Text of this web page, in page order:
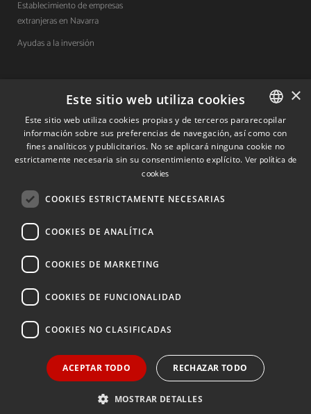
Establecimiento de empresas
extranjeras en Navarra
Ayudas a la inversión
Contacto
Quiénes somos
Cuéntanos tu proyecto
(+34) 848 42 19 42
info@investinnavarra.com
Pamplona, Navarra.
© 2026 Invest In Navarra. Todos los derechos reservados.
Aviso legalPolítica de privacidadPolítica de cookies
SPANISH
SPANISH
×
Este sitio web utiliza cookies
Este sitio web utiliza cookies propias y de terceros pararecopilar
información sobre sus preferencias de navegación, así como con
fines analíticos y publicitarios. No se aplicará ninguna cookie no
estrictamente necesaria sin su consentimiento explícito. Ver política de
cookies
COOKIES ESTRICTAMENTE NECESARIAS
COOKIES DE ANALÍTICA
COOKIES DE MARKETING
COOKIES DE FUNCIONALIDAD
COOKIES NO CLASIFICADAS
ACEPTAR TODO RECHAZAR TODO
MOSTRAR DETALLES